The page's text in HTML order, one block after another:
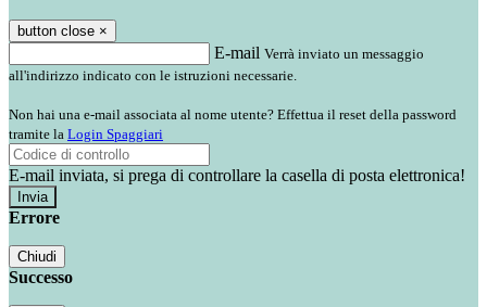
button close ×
E-mail Verrà inviato un messaggio
all'indirizzo indicato con le istruzioni necessarie.
Non hai una e-mail associata al nome utente? Effettua il reset della password
tramite la Login Spaggiari
E-mail inviata, si prega di controllare la casella di posta elettronica!
Errore
Chiudi
Successo